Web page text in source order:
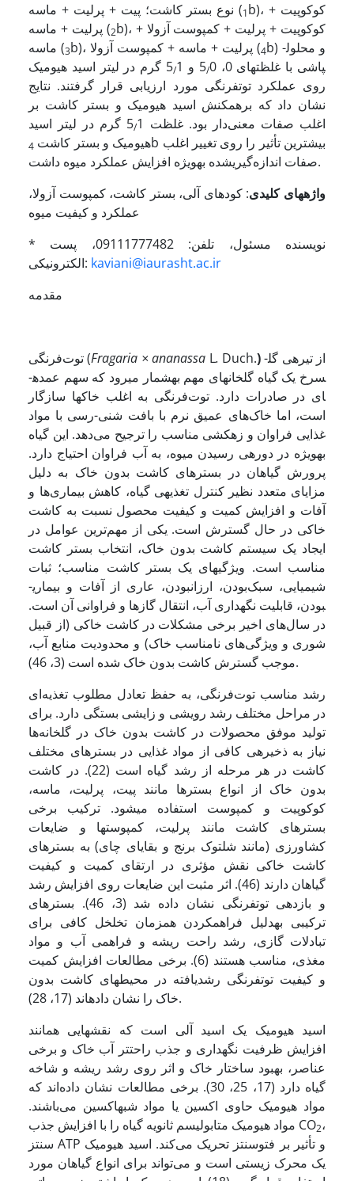
نوع بستر کاشت؛ پیت + پرلیت + ماسه (1b)، کوکوپیت +
پرلیت + ماسه (2b)، کوکوپیت + پرلیت + کمپوست آزولا +
ماسه (3 b)، پرلیت + ماسه + کمپوست آزولا (4b) و محلول­
پاشی با غلظت­های 0، 5
/0 و 5 /
1 گرم در لیتر اسید هیومیک
روی عملکرد توت­فرنگی مورد ارزیابی قرار گرفتند. نتایج
نشان داد که برهم­کنش اسید هیومیک و بستر کاشت بر
اغلب صفات معنی‌دار بود. غلظت 5
/
1 گرم در لیتر اسید
هیومیک و بستر کاشت 4
b بیشترین تأثیر را روی تغییر اغلب
صفات اندازه‌گیری­شده به­ویژه افزایش عملکرد میوه داشت.
واژههای کلیدی: کودهای آلی، بستر کاشت، کمپوست آزولا،
عملکرد و کیفیت میوه
* نویسنده مسئول، تلفن: 09111777482، پست
الکترونیکی: kaviani@iaurasht.ac.ir
مقدمه
توت‌فرنگی (Fragaria × ananassa L. Duch.) از تیره­ی گل­
سرخ یک گیاه گلخانه­ای مهم به­شمار می­رود که سهم عمده­
ای در صادرات دارد. توت‌فرنگی به اغلب خاک­ها سازگار
است، اما خاک‌های عمیق نرم با بافت شنی-رسی با مواد
غذایی فراوان و زهکشی مناسب را ترجیح می‌دهد. این گیاه
به­ویژه در دوره­ی رسیدن میوه، به آب فراوان احتیاج دارد.
پرورش گیاهان در بسترهای کاشت بدون خاک به دلیل
مزایای متعدد نظیر کنترل تغذیه­ی گیاه، کاهش بیماری‌ها و
آفات و افزایش کمیت و کیفیت محصول نسبت به کاشت
خاکی در حال گسترش است. یکی از مهم‌ترین عوامل در
ایجاد یک سیستم کاشت بدون خاک، انتخاب بستر کاشت
مناسب است. ویژگی­های یک بستر کاشت مناسب؛ ثبات
شیمیایی، سبک‌بودن، ارزان­بودن، عاری از آفات و بیماری­
بودن، قابلیت نگهداری آب، انتقال گازها و فراوانی آن است.
در سال‌های اخیر برخی مشکلات در کاشت خاکی (از قبیل
شوری و ویژگی‌های نامناسب خاک) و محدودیت منابع آب،
موجب گسترش کاشت بدون خاک شده است (3، 46).
رشد مناسب توت‌فرنگی، به حفظ تعادل مطلوب تغذیه‌ای
در مراحل مختلف رشد رویشی و زایشی بستگی دارد. برای
تولید موفق محصولات در کاشت بدون خاک در گلخانه‌ها
نیاز به ذخیره­ی کافی از مواد غذایی در بسترهای مختلف
کاشت در هر مرحله از رشد گیاه است (22). در کاشت
بدون خاک از انواع بسترها مانند پیت، پرلیت، ماسه،
کوکوپیت و کمپوست استفاده می­شود. ترکیب برخی
بسترهای کاشت مانند پرلیت، کمپوست­ها و ضایعات
کشاورزی (مانند شلتوک برنج و بقایای چای) به بسترهای
کاشت خاکی نقش مؤثری در ارتقای کمیت و کیفیت
گیاهان دارند (46). اثر مثبت این ضایعات روی افزایش رشد
و بازدهی توت­فرنگی نشان داده شد (3، 46). بسترهای
ترکیبی به­دلیل فراهم­کردن همزمان تخلخل کافی برای
تبادلات گازی، رشد راحت ریشه و فراهمی آب و مواد
مغذی، مناسب هستند (6). برخی مطالعات افزایش کمیت
و کیفیت توت­فرنگی رشدیافته در محیط­های کاشت بدون
خاک را نشان داده­اند (17، 28).
اسید هیومیک یک اسید آلی است که نقش­هایی همانند
افزایش ظرفیت نگهداری و جذب راحت­تر آب خاک و برخی
عناصر، بهبود ساختار خاک و اثر روی رشد ریشه­ و شاخه
گیاه دارد (17، 25، 30). برخی مطالعات نشان داده‌اند که
مواد هیومیک حاوی اکسین یا مواد شبه­اکسین می‌باشند.
مواد هیومیک متابولیسم ثانویه گیاه را با افزایش جذب CO2،
سنتز ATP و تأثیر بر فتوسنتز تحریک می‌کند. اسید هیومیک
یک محرک زیستی است و می‌تواند برای انواع گیاهان مورد